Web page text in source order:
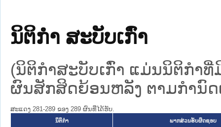
ນິຕິກໍາ ສະບັບເກົ່າ
(ນິຕິກໍາສະບັບເກົ່າ ແມ່ນນິຕິກໍາ
ຜົນສັກສິດຍ້ອນຫລັງ ຕາມກໍານົດ
ສະແດງ 281-289 ຂອງ 289 ຜົນທີ່ໄດ້ຮັບ.
ນິຕິກໍາ ພາກສ່ວນຮັບຜິດຊອບ